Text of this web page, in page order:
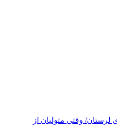
وقتی متولیان از